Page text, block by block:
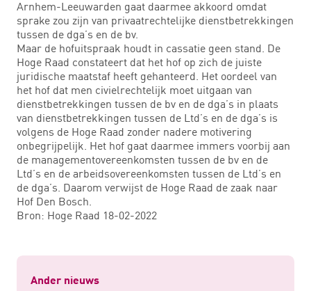
Arnhem-Leeuwarden gaat daarmee akkoord omdat
sprake zou zijn van privaatrechtelijke dienstbetrekkingen
tussen de dga’s en de bv.
Maar de hofuitspraak houdt in cassatie geen stand. De
Hoge Raad constateert dat het hof op zich de juiste
juridische maatstaf heeft gehanteerd. Het oordeel van
het hof dat men civielrechtelijk moet uitgaan van
dienstbetrekkingen tussen de bv en de dga’s in plaats
van dienstbetrekkingen tussen de Ltd’s en de dga’s is
volgens de Hoge Raad zonder nadere motivering
onbegrijpelijk. Het hof gaat daarmee immers voorbij aan
de managementovereenkomsten tussen de bv en de
Ltd’s en de arbeidsovereenkomsten tussen de Ltd’s en
de dga’s. Daarom verwijst de Hoge Raad de zaak naar
Hof Den Bosch.
Bron: Hoge Raad 18-02-2022
Ander nieuws